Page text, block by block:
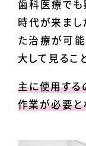
歯科医療で
時代が来まし
た治療が可
大して見るこ
主に使用する
作業が必要と